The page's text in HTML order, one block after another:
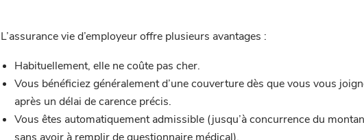
L’assurance vie d’employeur offre plusieurs avantages :
Habituellement, elle ne coûte pas cher.
Vous bénéficiez généralement d’une couverture dès que vous vous
après un délai de carence précis.
Vous êtes automatiquement admissible (jusqu’à concurrence du